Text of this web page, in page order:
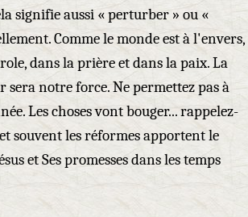
signifie aussi « perturber » ou «
Comme le monde est à l'envers,
dans la prière et dans la paix. La
notre force. Ne permettez pas à
Les choses vont bouger... rappelez-
souvent les réformes apportent le
et Ses promesses dans les temps